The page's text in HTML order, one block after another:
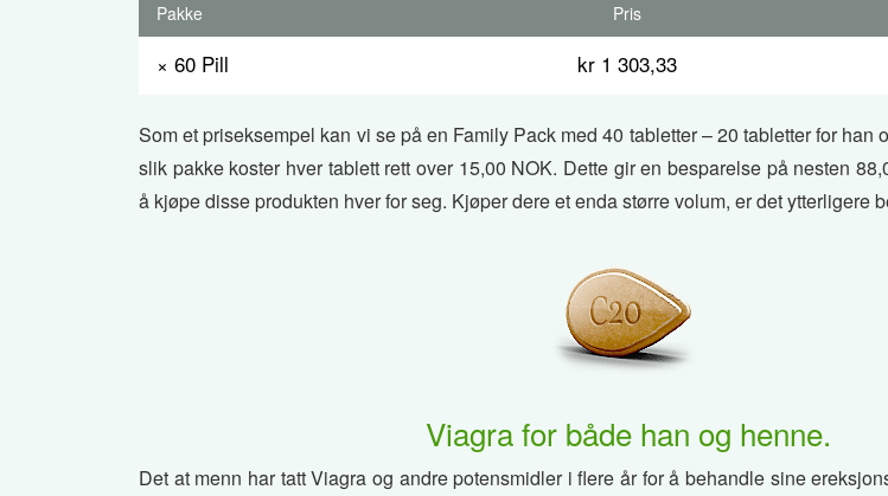
Pakke Pris
× 60 Pill kr 1 303,33
Som et priseksempel kan vi se på en Family Pack med 40 tabletter – 20 tabletter for han
slik pakke koster hver tablett rett over 15,00 NOK. Dette gir en besparelse på nesten
å kjøpe disse produkten hver for seg. Kjøper dere et enda større volum, er det ytterligere
Viagra for både han og henne.
Det at menn har tatt Viagra og andre potensmidler i flere år for å behandle sine